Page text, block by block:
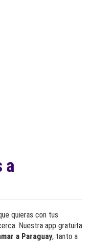
a
quieras con tus
Nuestra app gratuita
a Paraguay, tanto a